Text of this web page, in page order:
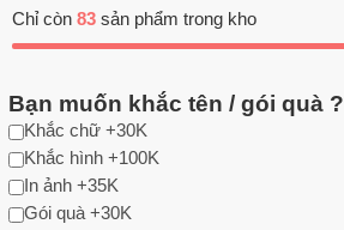
Chỉ còn 83 sản phẩm trong kho
Bạn muốn khắc tên / gói quà ?
Khắc chữ +30K
Khắc hình +100K
In ảnh +35K
Gói quà +30K